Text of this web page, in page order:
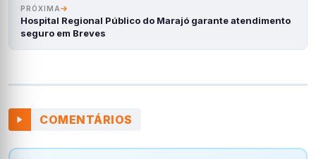
PRÓXIMA
Hospital Regional Público do Marajó garante atendimento
seguro em Breves
COMENTÁRIOS